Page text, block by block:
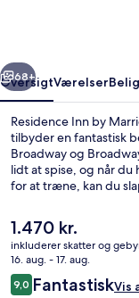
Manhattan/
Park
Næste
68+
OversigtVærelser
Residence Inn by
tilbyder en fantastisk
Broadway og
lidt at spise, og når
for at træne, kan du
værelset tæller
at sige om stedets
Overnatningsstedet
7 Av. Subwaystation
Av. Subwaystation
Den
nuværende
pris
er
1.470 kr.
1.470 kr.
inkluderer skatter og
16. aug. - 17. aug.
Anmeldelser
9,09,0 ud af 10.
FantastiskVis